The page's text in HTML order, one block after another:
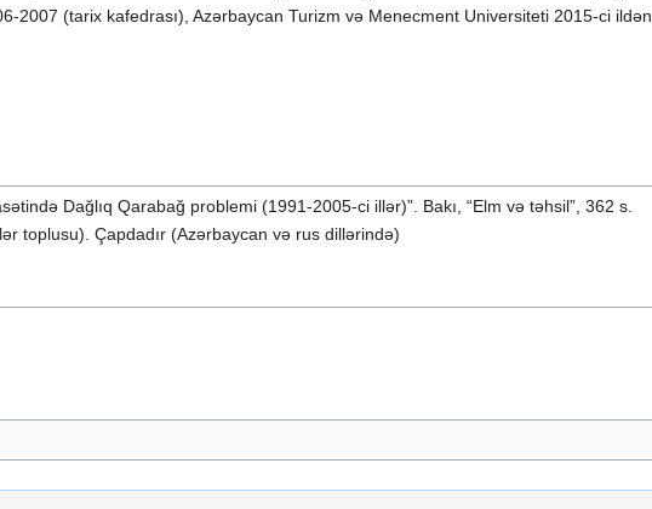
2007 (tarix kafedrası), Azərbaycan Turizm və Menecment Universiteti 2015-ci ildən
Dağlıq Qarabağ problemi (1991-2005-ci illər)”. Bakı, “Elm və təhsil”, 362 s.
toplusu). Çapdadır (Azərbaycan və rus dillərində)